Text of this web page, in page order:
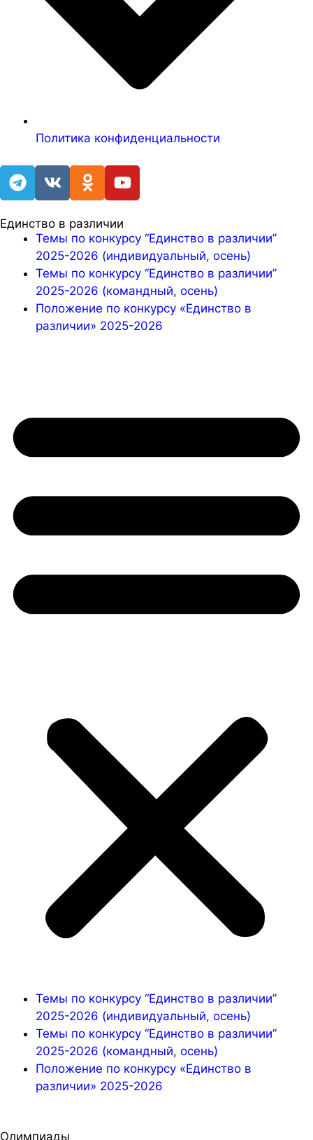
Политика конфиденциальности
Единство в различии
Темы по конкурсу “Единство в различии”
2025-2026 (индивидуальный, осень)
Темы по конкурсу “Единство в различии”
2025-2026 (командный, осень)
Положение по конкурсу «Единство в
различии» 2025-2026
Темы по конкурсу “Единство в различии”
2025-2026 (индивидуальный, осень)
Темы по конкурсу “Единство в различии”
2025-2026 (командный, осень)
Положение по конкурсу «Единство в
различии» 2025-2026
Олимпиады